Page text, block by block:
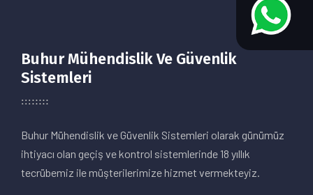
Buhur Mühendislik Ve Güvenlik
Sistemleri
Buhur Mühendislik ve Güvenlik Sistemleri olarak günümüz
ihtiyacı olan geçiş ve kontrol sistemlerinde 18 yıllık
tecrübemiz ile müşterilerimize hizmet vermekteyiz.